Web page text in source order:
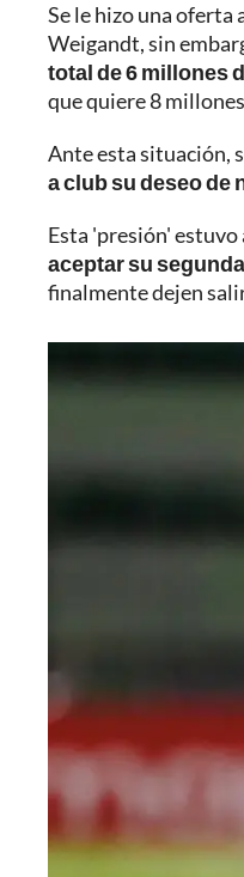
Se le hizo una oferta
Weigandt, sin
total de 6 millones
que quiere 8
Ante esta situación,
a club su deseo de
Esta 'presión' estuvo
aceptar su
finalmente dejen